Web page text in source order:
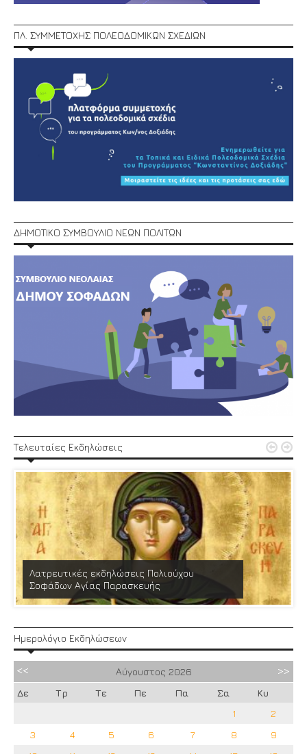
ΠΛ. ΣΥΜΜΕΤΟΧΗΣ ΠΟΛΕΟΔΟΜΙΚΩΝ ΣΧΕΔΙΩΝ
ΔΗΜΟΤΙΚΟ ΣΥΜΒΟΥΛΙΟ ΝΕΩΝ ΠΟΛΙΤΩΝ
Τελευταίες Εκδηλώσεις
Λατρευτικές εκδηλώσεις Πολιούχου
Σοφάδων Αγίας Παρασκευής
 
Ημερολόγιο Εκδηλώσεων
Αύγουστος 2026
Δε
Τρ Τε Πε Πα Σα
Κυ
1
2
3
4 5 6 7 8
9